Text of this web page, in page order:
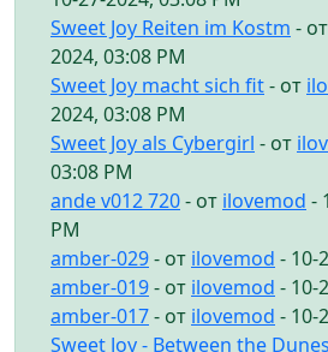
Sweet Joy Reiten im Kostm - от
2024, 03:08 PM
Sweet Joy macht sich fit- от
2024, 03:08 PM
Sweet Joy als Cybergirl - от
03:08 PM
ande v012 720- от ilovemod -
PM
amber-029- от ilovemod - 10-
amber-019- от ilovemod - 10-
amber-017- от ilovemod - 10-
Sweet Joy - Between the Dunes